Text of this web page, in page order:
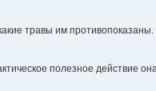
травы им противопоказаны.
полезное действие